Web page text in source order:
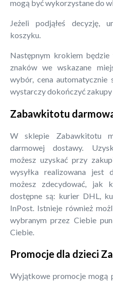
mogą być wykorzystane do
Jeżeli podjąłeś decyzję,
koszyku.
Następnym krokiem
znaków we wskazane
wybór, cena automatycznie
wystarczy dokończyć
Zabawkitotu
W sklepie Zabawkitotu
darmowej dostawy.
możesz uzyskać przy
wysyłka realizowana jest
możesz zdecydować, jak
dostępne są: kurier DHL,
InPost. Istnieje również
wybranym przez Ciebie
Ciebie.
Promocje dla dzieci
Wyjątkowe promocje mogą